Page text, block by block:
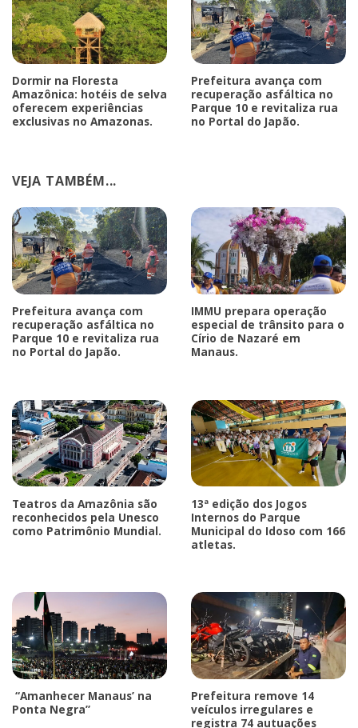
Dormir na Floresta
Amazônica: hotéis de selva
oferecem experiências
exclusivas no Amazonas.
Prefeitura avança com
recuperação asfáltica no
Parque 10 e revitaliza rua
no Portal do Japão.
VEJA TAMBÉM...
Prefeitura avança com
recuperação asfáltica no
Parque 10 e revitaliza rua
no Portal do Japão.
IMMU prepara operação
especial de trânsito para o
Círio de Nazaré em
Manaus.
Teatros da Amazônia são
reconhecidos pela Unesco
como Patrimônio Mundial.
13ª edição dos Jogos
Internos do Parque
Municipal do Idoso com 166
atletas.
“Amanhecer Manaus’ na
Ponta Negra”
Prefeitura remove 14
veículos irregulares e
registra 74 autuações